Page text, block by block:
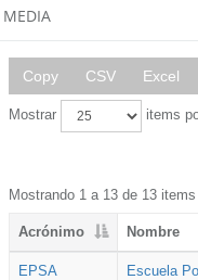
MEDIA
Copy CSV Excel
Mostrar items
Mostrando 1 a 13 de 13 items
Acrónimo Nombre
EPSA Escuela